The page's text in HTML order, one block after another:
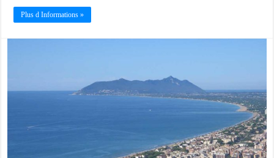
Plus d Informations »